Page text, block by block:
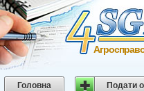
Головна Подати